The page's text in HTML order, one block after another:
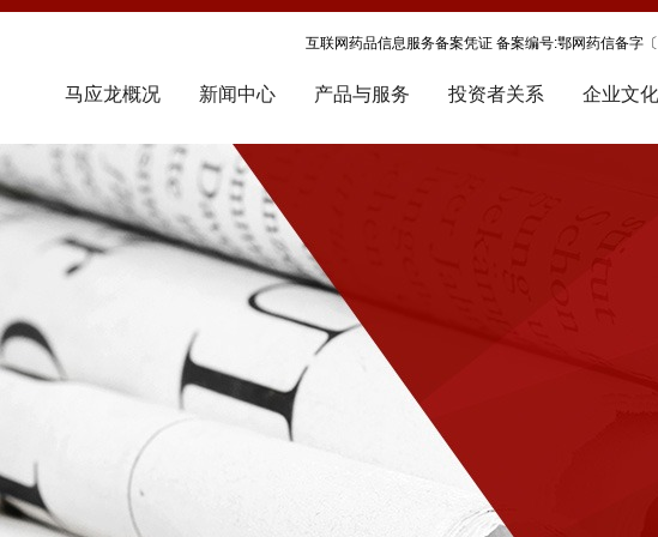
互联网药品信息服务备案凭证 备案编号:鄂网药信备字
马应龙概况 新闻中心 产品与服务 投资者关系 企业文化